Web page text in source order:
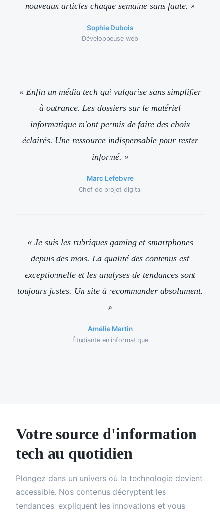
nouveaux articles chaque semaine sans faute. »
Sophie Dubois
Développeuse web
« Enfin un média tech qui vulgarise sans simplifier
à outrance. Les dossiers sur le matériel
informatique m'ont permis de faire des choix
éclairés. Une ressource indispensable pour rester
informé. »
Marc Lefebvre
Chef de projet digital
« Je suis les rubriques gaming et smartphones
depuis des mois. La qualité des contenus est
exceptionnelle et les analyses de tendances sont
toujours justes. Un site à recommander absolument.
»
Amélie Martin
Étudiante en informatique
Votre source d'information
tech au quotidien
Plongez dans un univers où la technologie devient
accessible. Nos contenus décryptent les
tendances, expliquent les innovations et vous